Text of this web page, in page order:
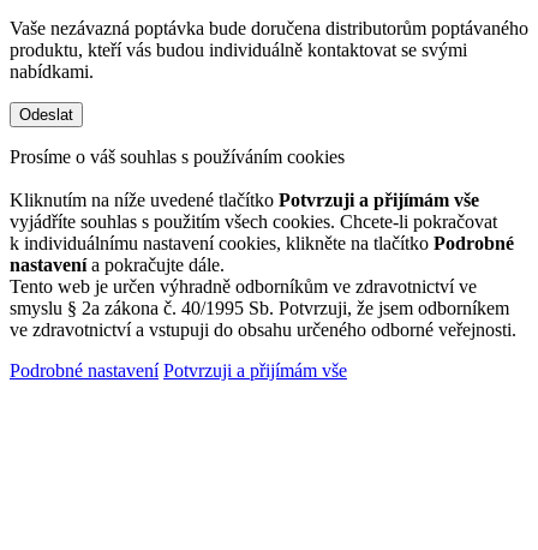
Vaše nezávazná poptávka bude doručena distributorům poptávaného
produktu, kteří vás budou individuálně kontaktovat se svými
nabídkami.
Prosíme o váš souhlas s používáním cookies
Kliknutím na níže uvedené tlačítko Potvrzuji a přijímám vše
vyjádříte souhlas s použitím všech cookies. Chcete-li pokračovat
k individuálnímu nastavení cookies, klikněte na tlačítko Podrobné
nastavenía pokračujte dále.
Tento web je určen výhradně odborníkům ve zdravotnictví ve
smyslu § 2a zákona č. 40/1995 Sb. Potvrzuji, že jsem odborníkem
ve zdravotnictví a vstupuji do obsahu určeného odborné veřejnosti.
Podrobné nastavení Potvrzuji a přijímám vše